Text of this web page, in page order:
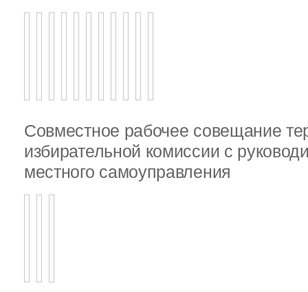
Совместное рабочее совещание
избирательной комиссии с
местного самоуправления